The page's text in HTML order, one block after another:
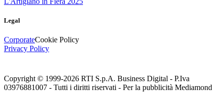
Legal
CorporateCookie Policy
Privacy Policy
Copyright © 1999-2026 RTI S.p.A. Business Digital - P.Iva
03976881007 - Tutti i diritti riservati - Per la pubblicità Mediamond